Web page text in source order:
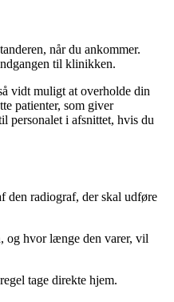
når du ankommer.
til klinikken.
vidt muligt at overholde din
patienter, som giver
personalet i afsnittet, hvis du
den radiograf, der skal udføre
og hvor længe den varer, vil
tage direkte hjem.